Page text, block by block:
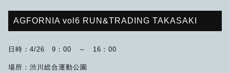
AGFORNIA vol6 RUN&TRADING TAKASAKI
日時：4/26 9：00 ～ 16：00
場所：渋川総合運動公園